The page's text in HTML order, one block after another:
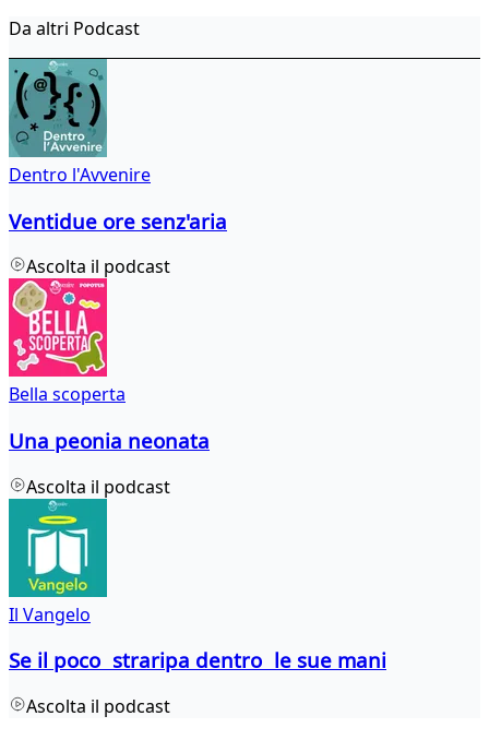
Da altri Podcast
Dentro l'Avvenire
Ventidue ore senz'aria
Ascolta il podcast
Bella scoperta
Una peonia neonata
Ascolta il podcast
Il Vangelo
Se il poco straripa dentro le sue mani
Ascolta il podcast